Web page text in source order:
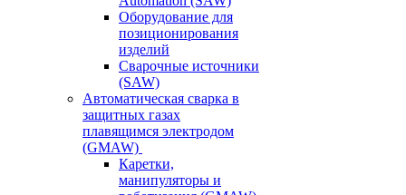
Оборудование для
позиционирования
изделий
Сварочные источники
(SAW)
Автоматическая сварка в
защитных газах
плавящимся электродом
(GMAW)
Каретки,
манипуляторы и